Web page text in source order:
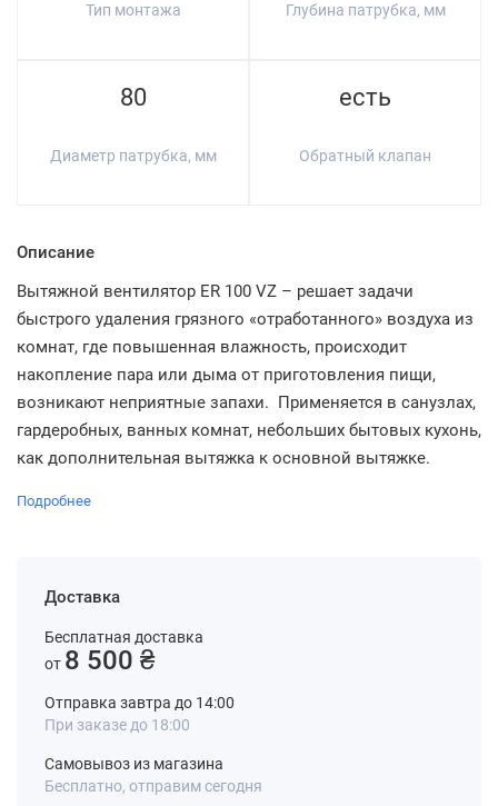
Тип монтажа Глубина патрубка, мм
80
Диаметр патрубка, мм
есть
Обратный клапан
Описание
Вытяжной вентилятор ER 100 VZ – решает задачи
быстрого удаления грязного «отработанного» воздуха из
комнат, где повышенная влажность, происходит
накопление пара или дыма от приготовления пищи,
возникают неприятные запахи. Применяется в санузлах,
гардеробных, ванных комнат, небольших бытовых кухонь,
как дополнительная вытяжка к основной вытяжке.
Подробнее
Доставка
Бесплатная доставка
от 8 500 ₴
Отправка завтра до 14:00
При заказе до 18:00
Самовывоз из магазина
Бесплатно, отправим сегодня